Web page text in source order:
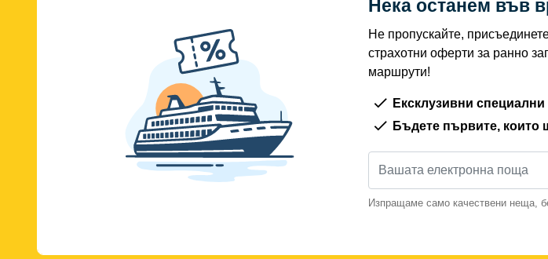
Нека останем във
Не пропускайте,
страхотни оферти за ранно
маршрути!
Ексклузивни
Бъдете първите, които
Изпращаме само качествени неща,